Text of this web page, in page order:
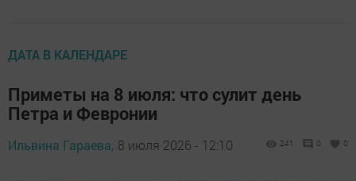
ДАТА В КАЛЕНДАРЕ
Приметы на 8 июля: что сулит день
Петра и Февронии
Ильвина Гараева, 8 июля 2026 - 12:10 241 0 0